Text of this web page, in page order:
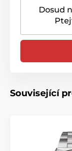
Dosud
Související